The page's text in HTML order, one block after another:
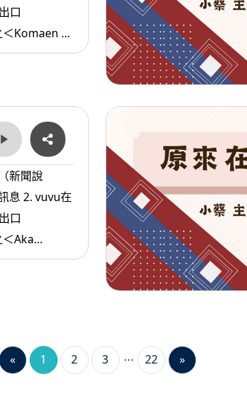
口
Komaen Ti’
生活資
新聞說
在
口
Aka
« 1 2 3 22 »